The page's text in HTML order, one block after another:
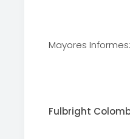
Mayores Informes:
Fulbright